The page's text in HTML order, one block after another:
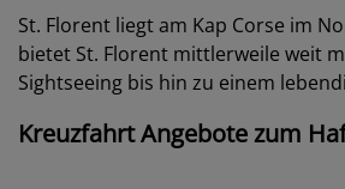
St. Florent liegt am Kap Corse im
bietet St. Florent mittlerweile weit
Sightseeing bis hin zu einem
Kreuzfahrt Angebote zum